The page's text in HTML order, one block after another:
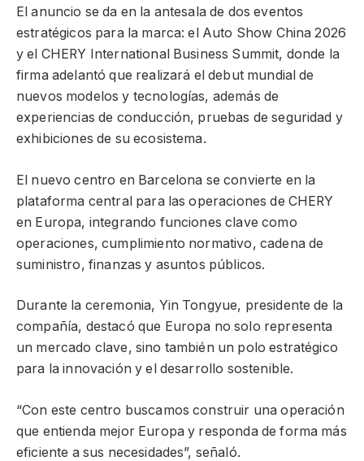
El anuncio se da en la antesala de dos eventos
estratégicos para la marca: el Auto Show China 2026
y el CHERY International Business Summit, donde la
firma adelantó que realizará el debut mundial de
nuevos modelos y tecnologías, además de
experiencias de conducción, pruebas de seguridad y
exhibiciones de su ecosistema.
El nuevo centro en Barcelona se convierte en la
plataforma central para las operaciones de CHERY
en Europa, integrando funciones clave como
operaciones, cumplimiento normativo, cadena de
suministro, finanzas y asuntos públicos.
Durante la ceremonia, Yin Tongyue, presidente de la
compañía, destacó que Europa no solo representa
un mercado clave, sino también un polo estratégico
para la innovación y el desarrollo sostenible.
“Con este centro buscamos construir una operación
que entienda mejor Europa y responda de forma más
eficiente a sus necesidades”, señaló.